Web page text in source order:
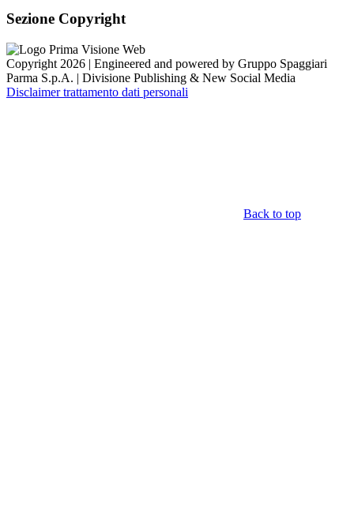
Sezione Copyright
Copyright 2026 | Engineered and powered by Gruppo Spaggiari
Parma S.p.A. | Divisione Publishing & New Social Media
Disclaimer trattamento dati personali
Back to top